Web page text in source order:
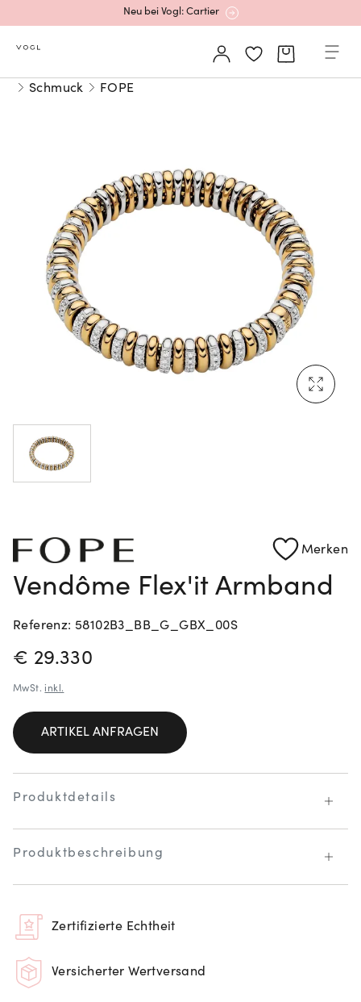
Neu bei Vogl: Cartier
Mehr erfahren: Ikonische Uhren von Cartier
Neu bei Vogl: Uhren von Grand Seiko
Schmuck FOPE
Merken
Vendôme Flex'it Armband
Referenz: 58102B3_BB_G_GBX_00S
PREISINFORMATIONEN
€ 29.330
MwSt. inkl.
ARTIKEL ANFRAGEN
Produktdetails
Produktbeschreibung
Zertifizierte Echtheit
Versicherter Wertversand